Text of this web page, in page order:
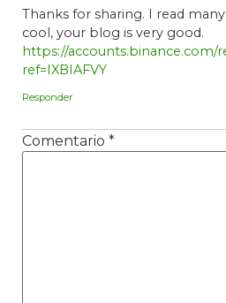
Thanks for sharing. I read
cool, your blog is very good.
https://accounts.binance.com/
ref=IXBIAFVY
Responder
Comentario *